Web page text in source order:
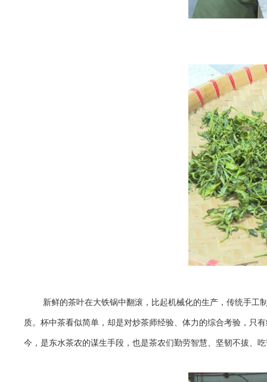
新鲜的茶叶在大铁锅中翻滚，比起机械化的生产，传统手工
质。杯中茶看似简单，却是对炒茶师经验、体力的综合考验，只
今，是东水茶农的谋生手段，也是茶农们勤劳智慧、坚韧不拔、